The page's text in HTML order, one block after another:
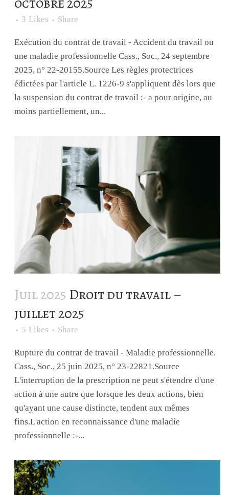
3 Likes Share
Exécution du contrat de travail - Accident du travail ou
une maladie professionnelle Cass., Soc., 24 septembre
2025, n° 22-20155.Source Les règles protectrices
édictées par l'article L. 1226-9 s'appliquent dès lors que
la suspension du contrat de travail :- a pour origine, au
moins partiellement, un...
Juil 2025 Droit du travail –
juillet 2025
5 Likes Share
Rupture du contrat de travail - Maladie professionnelle.
Cass., Soc., 25 juin 2025, n° 23-22821.Source
L'interruption de la prescription ne peut s'étendre d'une
action à une autre que lorsque les deux actions, bien
qu'ayant une cause distincte, tendent aux mêmes
fins.L'action en reconnaissance d'une maladie
professionnelle :-...